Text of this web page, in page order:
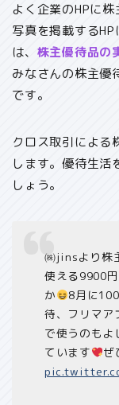
よく企業のHPに
写真を掲載するHP
は、 株主優待品の
みなさんの株主優
です。
クロス取引による
します。優待生活
しょう。
㈱jinsより株
使える9900
か
8月に
待、フリマア
で使うのもよ
ています
ぜ